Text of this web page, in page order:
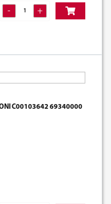
- +
С00103642 69340000